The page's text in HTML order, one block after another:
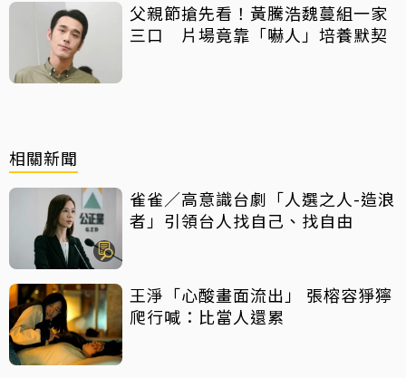
父親節搶先看！黃騰浩魏蔓組一家
三口 片場竟靠「嚇人」培養默契
相關新聞
雀雀／高意識台劇「人選之人-造浪
者」引領台人找自己、找自由
王淨「心酸畫面流出」 張榕容猙獰
爬行喊：比當人還累